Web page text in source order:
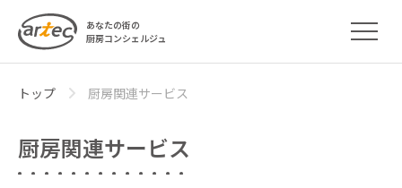
あなたの街の
厨房コンシェルジュ
トップ 厨房関連サービス
厨房関連サービス